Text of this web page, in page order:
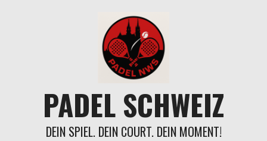
PADEL SCHWEIZ
DEIN SPIEL. DEIN COURT. DEIN MOMENT!